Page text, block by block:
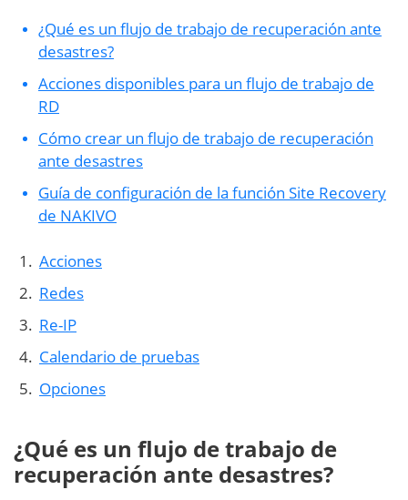
¿Qué es un flujo de trabajo de recuperación ante
desastres?
Acciones disponibles para un flujo de trabajo de
RD
Cómo crear un flujo de trabajo de recuperación
ante desastres
Guía de configuración de la función Site Recovery
de NAKIVO
Acciones
Redes
Re-IP
Calendario de pruebas
Opciones
¿Qué es un flujo de trabajo de
recuperación ante desastres?